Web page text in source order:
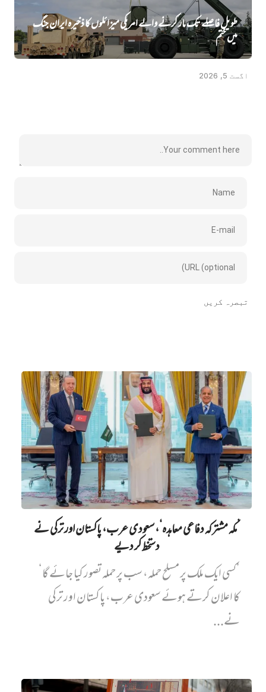
طویل فاصلے تک مار کرنے والے امریکی میزائلوں کا ذخیرہ ایران جنگ
میں‌ ختم
اگست 5, 2026
’مکہ مشترکہ دفاعی معاہدہ‘، سعودی عرب، پاکستان اور ترکی نے
دستخط کر دیے
’کسی ایک ملک پر مسلح حملہ، سب پر حملہ تصور کیا جائے گا‘
کا اعلان کرتے ہوئے سعودی عرب، پاکستان اور ترکی
نے...